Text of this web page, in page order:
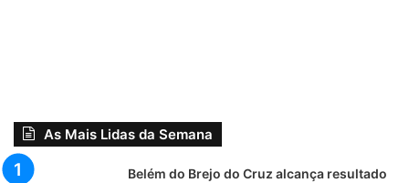
As Mais Lidas da Semana
Belém do Brejo do Cruz alcança resultado